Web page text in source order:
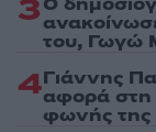
3
του, Γωγώ
4Γιάννης
αφορά στη
φωνής της